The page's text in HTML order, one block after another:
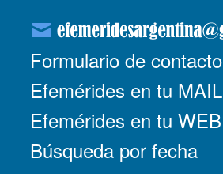
Formulario de contacto
Efemérides en tu MAIL
Efemérides en tu WEB
Búsqueda por fecha